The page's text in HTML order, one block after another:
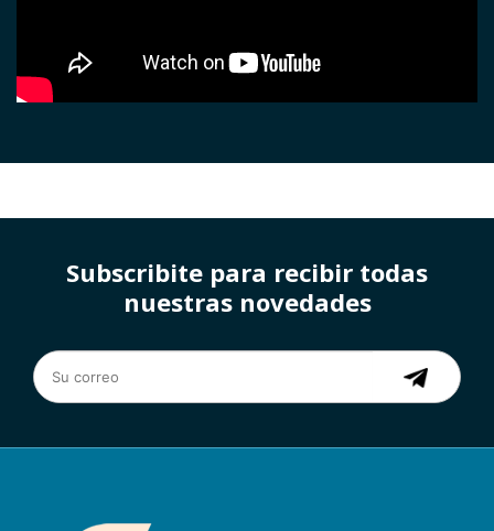
Subscribite para recibir todas
nuestras novedades